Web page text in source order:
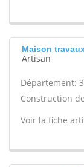
Maison
Artisan
Département:
Construction
Voir la fiche